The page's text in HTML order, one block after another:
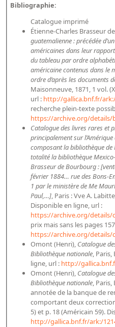
Richelieu, Bibliothèques - Musée
Gallica - Son histoire
Dépôt de la Commission de
Appels
Appel à chercheurs : bourse
Appel à projets
Recherche de sujets de
Faire une suggestion de
Fournir un témoignage et/ou
Bibliographie:
Catalogue imprimé
Étienne-Charles Brasseur
guatemalienne : précédée
américaines dans leur
du tableau par ordre
américaine contenus dans le
ordre d’après les documents
Maisonneuve, 1871, 1 vol.
url : http://gallica.bnf.fr/
recherche plein-texte
https://archive.org/details/
Catalogue des livres rares et
principalement sur
composant la bibliothèque
totalité la bibliothèque
Brasseur de Bourbourg :
février 1884… rue des Bons-
1 par le ministère de Me
Paul,…], Paris : Vve A.
Disponible en ligne, url :
https://archive.org/details/
prix mais sans les pages
https://archive.org/details/
Omont (Henri), Catalogue
Bibliothèque nationale, Paris,
ligne, url : http://
Omont (Henri), Catalogue
Bibliothèque nationale, Paris,
annotée de la banque de
comportant deux
5) et p. 18 (Américain 59).
http://gallica.bnf.fr/ark:/